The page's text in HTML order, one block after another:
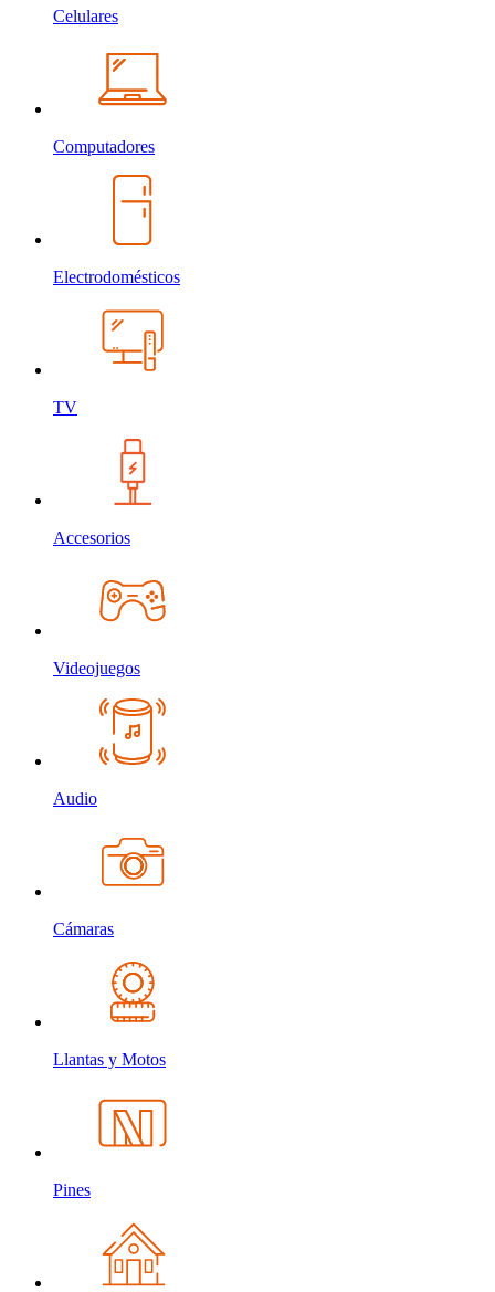
Celulares
Computadores
Electrodomésticos
TV
Accesorios
Videojuegos
Audio
Cámaras
Llantas y Motos
Pines